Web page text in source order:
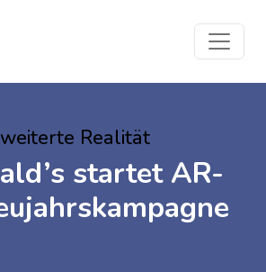
Realität
startet AR-